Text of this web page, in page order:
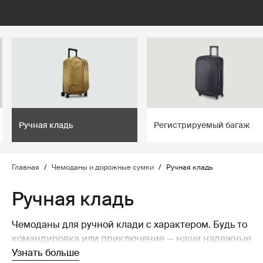
Ручная кладь Регистрируемый багаж
Главная / Чемоданы и дорожные сумки / Ручная кладь
Ручная кладь
Чемоданы для ручной клади с характером. Будь то
командировка или приключение — наши надежные
чемоданы всегда готовы прийти на помощь!
Узнать больше